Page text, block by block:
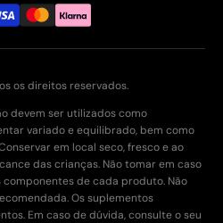
os direitos reservados.
devem ser utilizados como
variado e equilibrado, bem como
em local seco, fresco e ao
das crianças. Não tomar em caso
de cada produto. Não
Os suplementos
Em caso de dúvida, consulte o seu